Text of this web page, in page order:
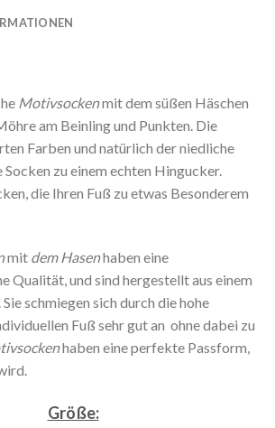
Motivsockenmit dem süßen Häschen
am Beinling und Punkten. Die
Farben und natürlich der niedliche
Socken zu einem echten Hingucker.
die Ihren Fuß zu etwas Besonderem
mit dem Hasenhaben eine
Qualität, und sind hergestellt aus einem
schmiegen sich durch die hohe
Fuß sehr gut an ohne dabei zu
haben eine perfekte Passform,
Größe: